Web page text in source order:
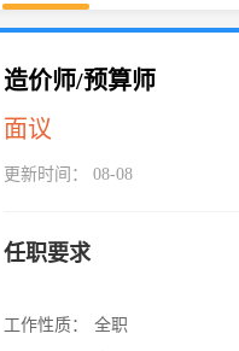
造价师/预算师
面议
更新时间： 08-08
任职要求
工作性质：
全职